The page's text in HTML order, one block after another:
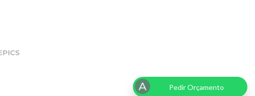
Pedir Orçamento